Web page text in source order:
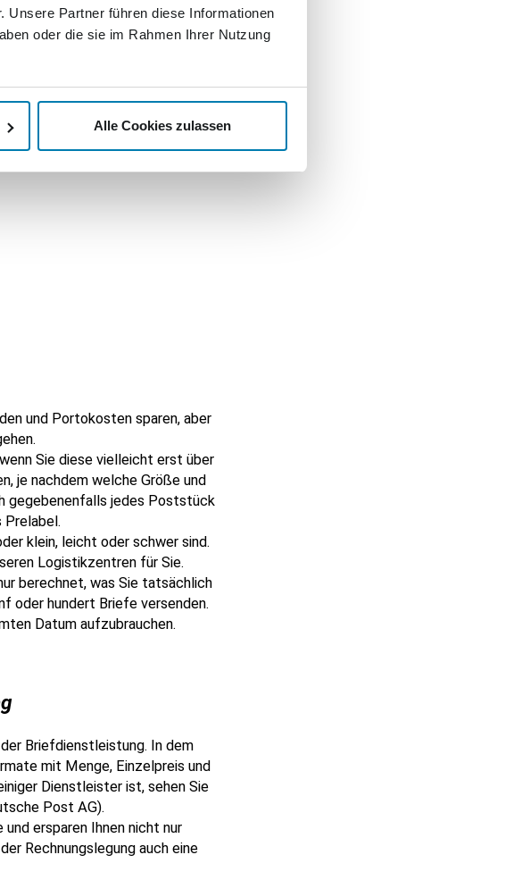
Unsere Partner führen diese Informationen
oder die sie im Rahmen Ihrer Nutzung
Alle Cookies zulassen
und Portokosten sparen, aber
Sie diese vielleicht erst über
je nachdem welche Größe und
gegebenenfalls jedes Poststück
Prelabel.
klein, leicht oder schwer sind.
Logistikzentren für Sie.
berechnet, was Sie tatsächlich
oder hundert Briefe versenden.
Datum aufzubrauchen.
Briefdienstleistung. In dem
mit Menge, Einzelpreis und
Dienstleister ist, sehen Sie
Post AG).
ersparen Ihnen nicht nur
Rechnungslegung auch eine